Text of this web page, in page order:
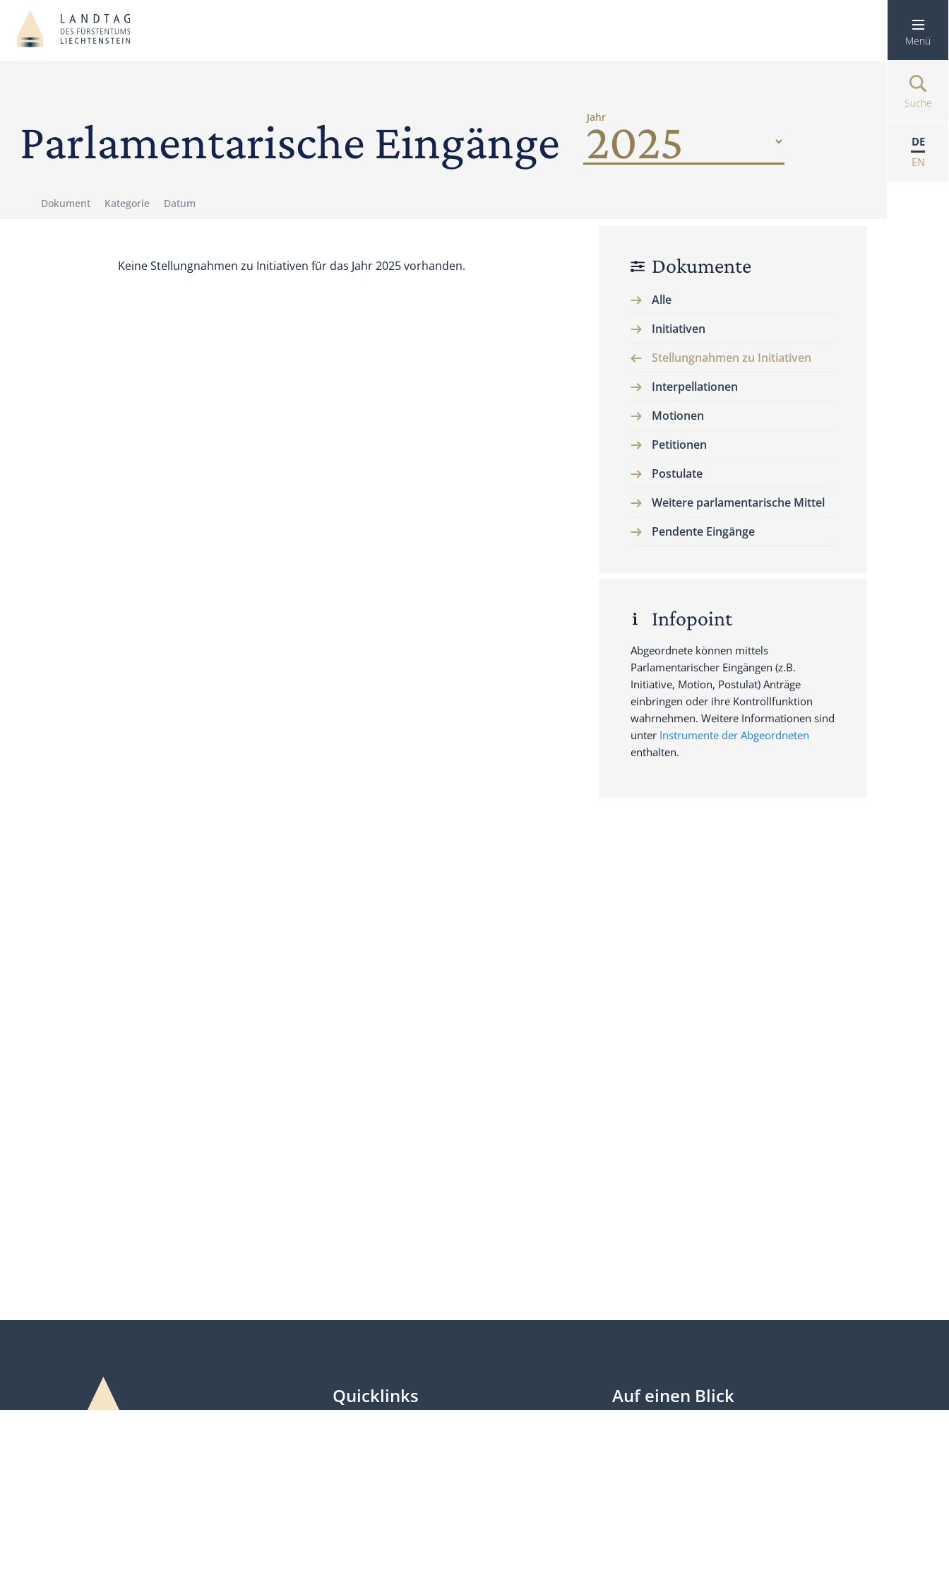
Menü
Suche
DE
EN
Parlamentarische Eingänge Jahr
Dokumente
Alle
Initiativen
Stellungnahmen zu Initiativen
Interpellationen
Motionen
Petitionen
Postulate
Weitere parlamentarische Mittel
Pendente Eingänge
Infopoint
Abgeordnete können mittels
Parlamentarischer Eingängen (z.B.
Initiative, Motion, Postulat) Anträge
einbringen oder ihre Kontrollfunktion
wahrnehmen. Weitere Informationen sind
unter Instrumente der Abgeordneten
enthalten.
Dokument Kategorie Datum
Keine Stellungnahmen zu Initiativen für das Jahr 2025 vorhanden.
Quicklinks Auf einen Blick